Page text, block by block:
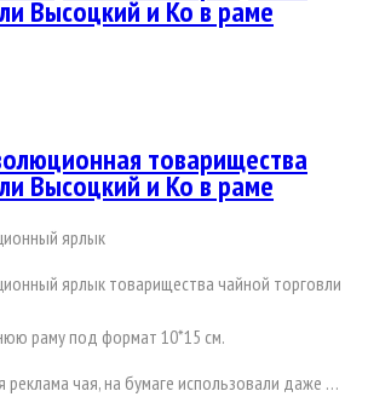
Высоцкий и Ко в раме
товарищества
Высоцкий и Ко в раме
ярлык
ярлык товарищества чайной торговли
раму под формат 10*15 см.
реклама чая, на бумаге использовали даже …